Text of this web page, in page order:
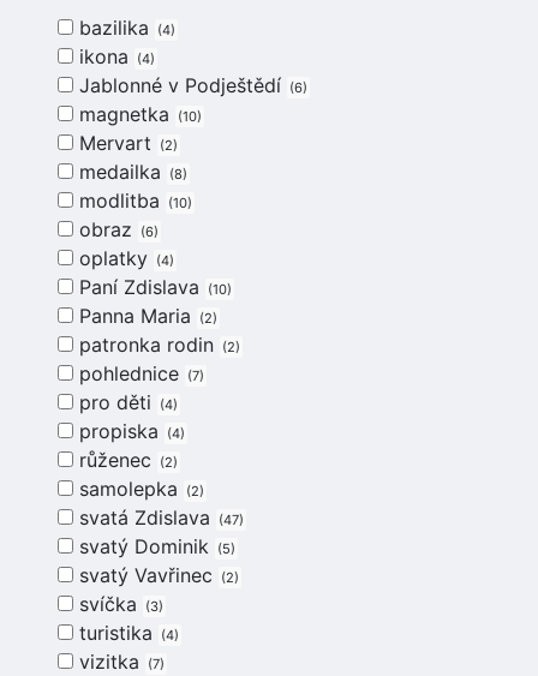
bazilika 4
ikona 4
Jablonné v Podještědí 6
magnetka 10
Mervart 2
medailka 8
modlitba 10
obraz 6
oplatky 4
Paní Zdislava 10
Panna Maria 2
patronka rodin 2
pohlednice 7
pro děti 4
propiska 4
růženec 2
samolepka 2
svatá Zdislava 47
svatý Dominik 5
svatý Vavřinec 2
svíčka 3
turistika 4
vizitka 7